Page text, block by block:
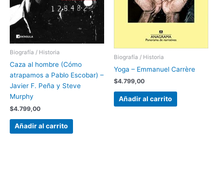
Biografía / Historia
Caza al hombre (Cómo
atrapamos a Pablo Escobar) –
Javier F. Peña y Steve
Murphy
$4.799,00
Añadir al carrito
Biografía / Historia
Yoga – Emmanuel Carrère
$4.799,00
Añadir al carrito